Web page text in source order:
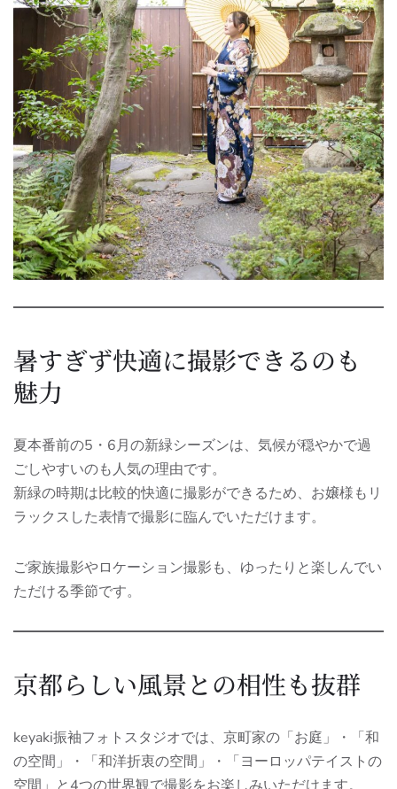
暑すぎず快適に撮影できるのも
魅力
夏本番前の5・6月の新緑シーズンは、気候が穏やかで過
ごしやすいのも人気の理由です。
新緑の時期は比較的快適に撮影ができるため、お嬢様もリ
ラックスした表情で撮影に臨んでいただけます。
ご家族撮影やロケーション撮影も、ゆったりと楽しんでい
ただける季節です。
京都らしい風景との相性も抜群
keyaki振袖フォトスタジオでは、京町家の「お庭」・「和
の空間」・「和洋折衷の空間」・「ヨーロッパテイストの